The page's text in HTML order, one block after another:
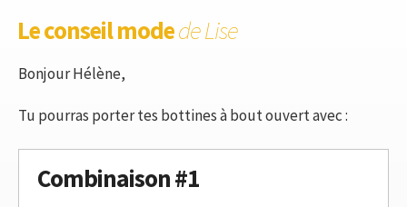
Le conseil modede Lise
Bonjour Hélène,
Tu pourras porter tes bottines à bout ouvert avec :
Combinaison #1